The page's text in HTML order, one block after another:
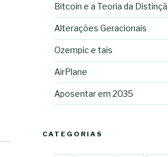
Bitcoin e a Teoria da
Alterações Geracionais
Ozempic e tais
AirPlane
Aposentar em 2035
CATEGORIAS